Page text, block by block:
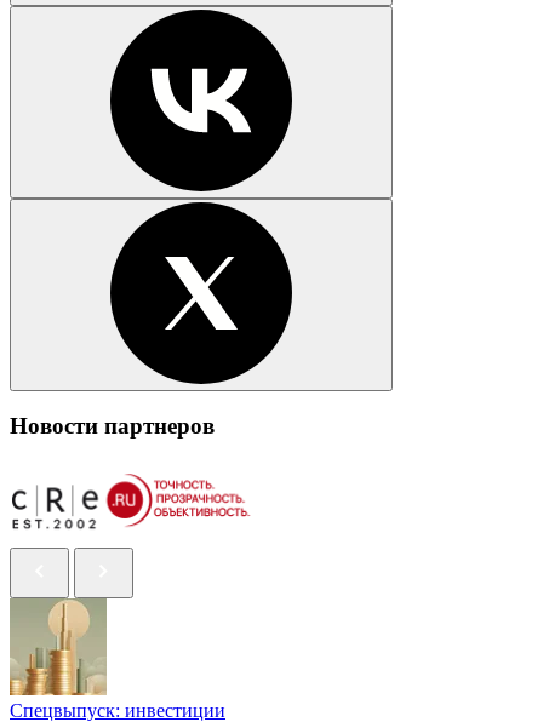
Новости партнеров
Спецвыпуск: инвестиции